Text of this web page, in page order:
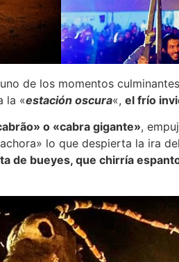
de los momentos
la «estación oscura«, el frío
o «cabra gigante»,
lo que despierta la ira
de bueyes, que chirría